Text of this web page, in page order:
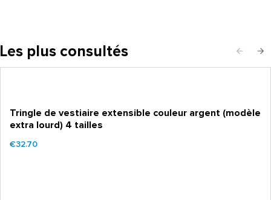
Les plus consultés
Tringle de vestiaire extensible couleur argent (modèle
extra lourd) 4 tailles
€32.70